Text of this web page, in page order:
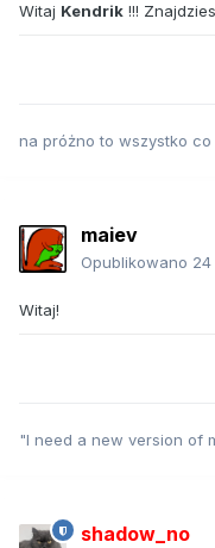
Witaj Kendrik !!!
na próżno to wszystko co
maiev
Opublikowano
Witaj!
"I need a new version of
shadow_no